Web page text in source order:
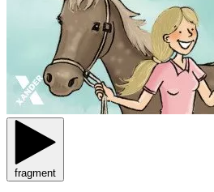
fragment